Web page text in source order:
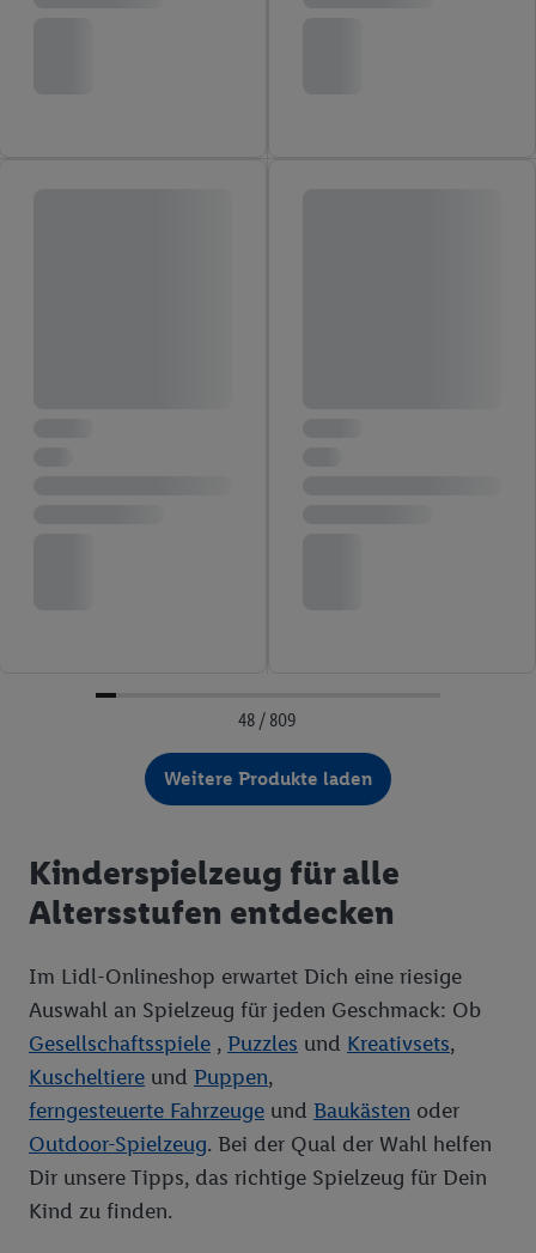
48 / 809
Weitere Produkte laden
Kinderspielzeug für alle
Altersstufen entdecken
Im Lidl-Onlineshop erwartet Dich eine riesige
Auswahl an Spielzeug für jeden Geschmack: Ob
Gesellschaftsspiele , Puzzles und Kreativsets,
Kuscheltiere und Puppen,
ferngesteuerte Fahrzeuge und Baukästen oder
Outdoor-Spielzeug. Bei der Qual der Wahl helfen
Dir unsere Tipps, das richtige Spielzeug für Dein
Kind zu finden.